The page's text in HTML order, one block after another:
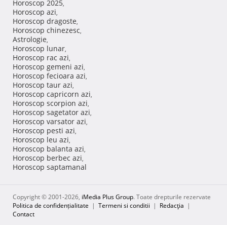
Horoscop 2025,
Horoscop azi,
Horoscop dragoste,
Horoscop chinezesc,
Astrologie,
Horoscop lunar,
Horoscop rac azi,
Horoscop gemeni azi,
Horoscop fecioara azi,
Horoscop taur azi,
Horoscop capricorn azi,
Horoscop scorpion azi,
Horoscop sagetator azi,
Horoscop varsator azi,
Horoscop pesti azi,
Horoscop leu azi,
Horoscop balanta azi,
Horoscop berbec azi,
Horoscop saptamanal
Copyright © 2001-2026, iMedia Plus Group. Toate drepturile rezervate
Politica de confidențialitate | Termeni si conditii | Redacţia |
Contact